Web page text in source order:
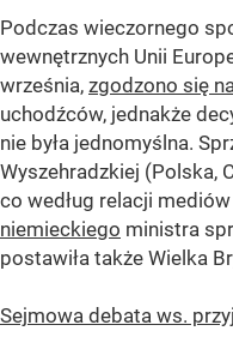
Podczas wieczornego
wewnętrznych Unii
września, zgodzono się
uchodźców, jednakże
nie była jednomyślna.
Wyszehradzkiej (Polska,
co według relacji
niemieckiego ministra
postawiła także Wielka
Sejmowa debata ws.